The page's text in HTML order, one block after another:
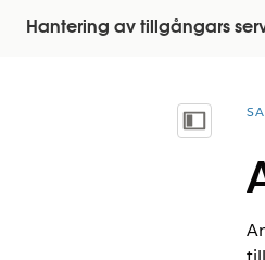
Hantering av tillgångars
Visa